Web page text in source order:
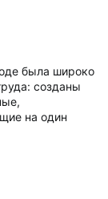
была широко
созданы
на один